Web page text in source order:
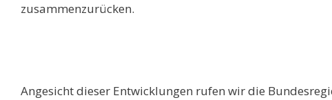
zusammenzurücken.
Angesicht dieser Entwicklungen rufen wir die